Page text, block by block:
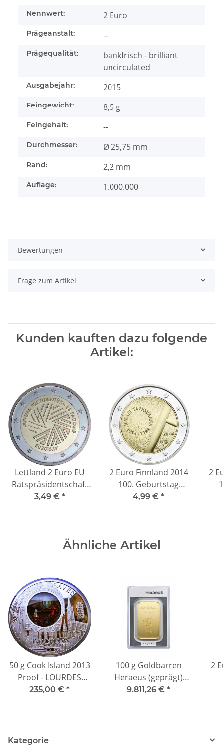
Nennwert: 2 Euro
Prägeanstalt: --
Prägequalität:
bankfrisch - brilliant
uncirculated
Ausgabejahr: 2015
Feingewicht: 8,5 g
Feingehalt: --
Durchmesser: Ø 25,75 mm
Rand: 2,2 mm
Auflage: 1.000.000
Bewertungen
Frage zum Artikel
Kunden kauften dazu folgende
Artikel:
Lettland 2 Euro EU
Ratspräsidentschaft
2015 bfr.
3,49 € *
2 Euro Finnland 2014
100. Geburtstag
Ilmari Tapiovaara unc.
4,99 € *
2
Ähnliche Artikel
50 g Cook Island 2013
Proof - LOURDES
Obere Basilika
235,00 € *
100 g Goldbarren
Heraeus (geprägt)
999,99
9.811,26 € *
2
Kategorie